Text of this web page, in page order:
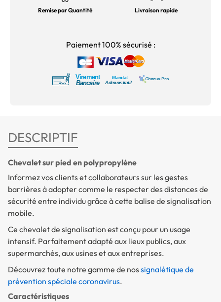
Remise par Quantité Livraison rapide
Paiement 100% sécurisé :
DESCRIPTIF
Chevalet sur pied en polypropylène
Informez vos clients et collaborateurs sur les gestes
barrières à adopter comme le respecter des distances de
sécurité entre individu grâce à cette balise de signalisation
mobile.
Ce chevalet de signalisation est conçu pour un usage
intensif. Parfaitement adapté aux lieux publics, aux
supermarchés, aux usines et aux entreprises.
Découvrez toute notre gamme de nossignalétique de
prévention spéciale coronavirus.
Caractéristiques